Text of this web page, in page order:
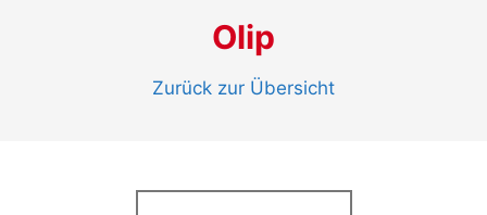
Olip
Zurück zur Übersicht